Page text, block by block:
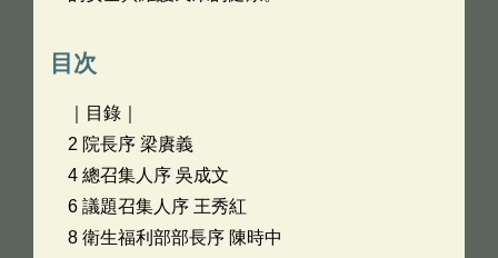
目次
｜目錄｜
2 院長序 梁賡義
4 總召集人序 吳成文
6 議題召集人序 王秀紅
8 衛生福利部部長序 陳時中